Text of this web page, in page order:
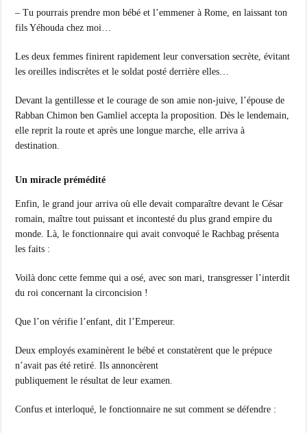
– Tu pourrais prendre mon bébé et l’emmener à Rome, en laissant ton
fils Yéhouda chez moi…
Les deux femmes finirent rapidement leur conversation secrète, évitant
les oreilles indiscrètes et le soldat posté derrière elles…
Devant la gentillesse et le courage de son amie non-juive, l’épouse de
Rabban Chimon ben Gamliel accepta la proposition. Dès le lendemain,
elle reprit la route et après une longue marche, elle arriva à
destination.
Un miracle prémédité
Enfin, le grand jour arriva où elle devait comparaître devant le César
romain, maître tout puissant et incontesté du plus grand empire du
monde. Là, le fonctionnaire qui avait convoqué le Rachbag présenta
les faits :
Voilà donc cette femme qui a osé, avec son mari, transgresser l’interdit
du roi concernant la circoncision !
Que l’on vérifie l’enfant, dit l’Empereur.
Deux employés examinèrent le bébé et constatèrent que le prépuce
n’avait pas été retiré. Ils annoncèrent
publiquement le résultat de leur examen.
Confus et interloqué, le fonctionnaire ne sut comment se défendre :